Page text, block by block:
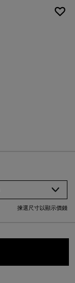
揀選尺寸以顯示價錢